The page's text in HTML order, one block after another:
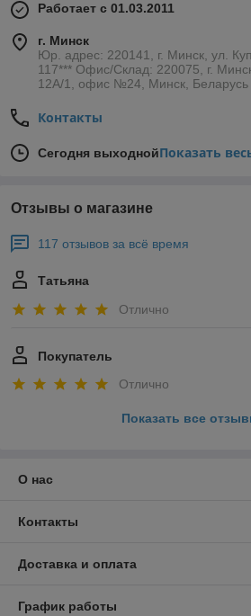
Работает с 01.03.2011
г. Минск
Юр. адрес: 220141, г. Минск, ул.
117*** Офис/Склад: 220075, г.
12А/1, офис №24, Минск, Беларусь
Контакты
Сегодня выходнойПоказать
Отзывы о магазине
117 отзывов за всё время
Татьяна
Отлично
Покупатель
Отлично
Показать все
О нас
Контакты
Доставка и оплата
График работы